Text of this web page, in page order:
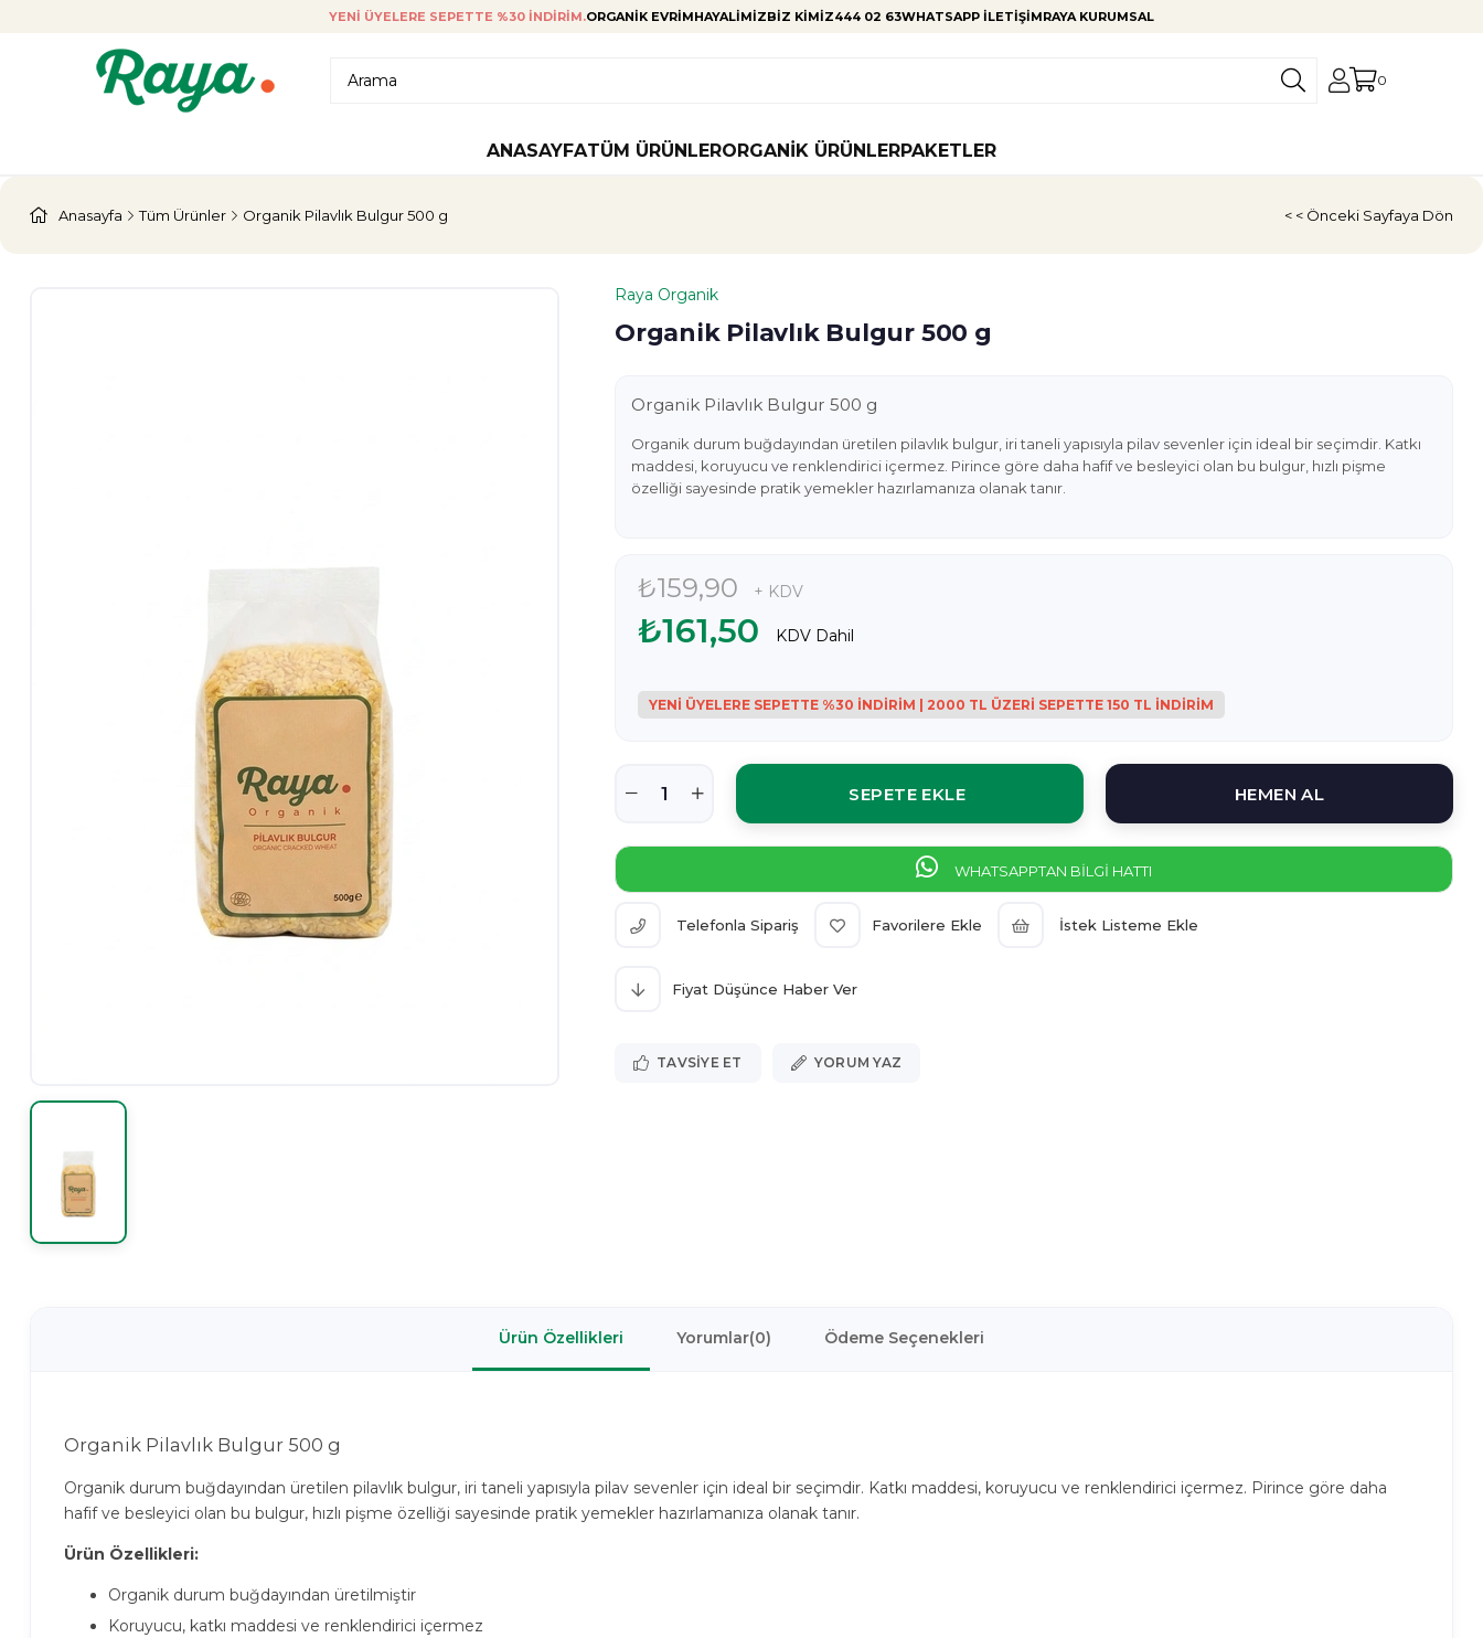
YENI ÜYELERE SEPETTE %30 INDIRIM.ORGANIK EVRIMHAYALIMIZBIZ KIMIZ444 02 63WHATSAPP ILETIŞIMRAYA KURUMSAL
0
ANASAYFATÜM ÜRÜNLERORGANIK ÜRÜNLERPAKETLER
Anasayfa Tüm Ürünler Organik Pilavlık Bulgur 500 g < < Önceki Sayfaya Dön
Raya Organik
Organik Pilavlık Bulgur 500 g
Organik Pilavlık Bulgur 500 g
Organik durum buğdayından üretilen pilavlık bulgur, iri taneli yapısıyla pilav sevenler için ideal bir seçimdir. Katkı
maddesi, koruyucu ve renklendirici içermez. Pirince göre daha hafif ve besleyici olan bu bulgur, hızlı pişme
özelliği sayesinde pratik yemekler hazırlamanıza olanak tanır.
₺159,90 + KDV
KDV Dahil
₺161,50
WHATSAPPTAN BİLGİ HATTI
Telefonla Sipariş Favorilere Ekle İstek Listeme Ekle
Fiyat Düşünce Haber Ver
TAVSIYE ET YORUM YAZ
Ürün Özellikleri Yorumlar(0) Ödeme Seçenekleri
Organik Pilavlık Bulgur 500 g
Organik durum buğdayından üretilen pilavlık bulgur, iri taneli yapısıyla pilav sevenler için ideal bir seçimdir. Katkı maddesi, koruyucu ve renklendirici içermez. Pirince göre daha
hafif ve besleyici olan bu bulgur, hızlı pişme özelliği sayesinde pratik yemekler hazırlamanıza olanak tanır.
Ürün Özellikleri:
Organik durum buğdayından üretilmiştir
Koruyucu, katkı maddesi ve renklendirici içermez